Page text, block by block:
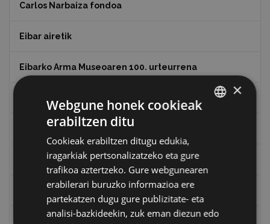
Carlos Narbaiza fondoa
Eibar airetik
Eibarko Arma Museoaren 100. urteurrena
Eibarko mugarrien itzulia
Eibarko mugarrien itzulia - Iparraldea
Eibartarren ahotan
×
Webgune honek cookieak
erabiltzen ditu
Cookieak erabiltzen ditugu edukia,
iragarkiak pertsonalizatzeko eta gure
trafikoa aztertzeko. Gure webgunearen
erabilerari buruzko informazioa ere
partekatzen dugu gure publizitate- eta
analisi-bazkideekin, zuk eman diezun edo